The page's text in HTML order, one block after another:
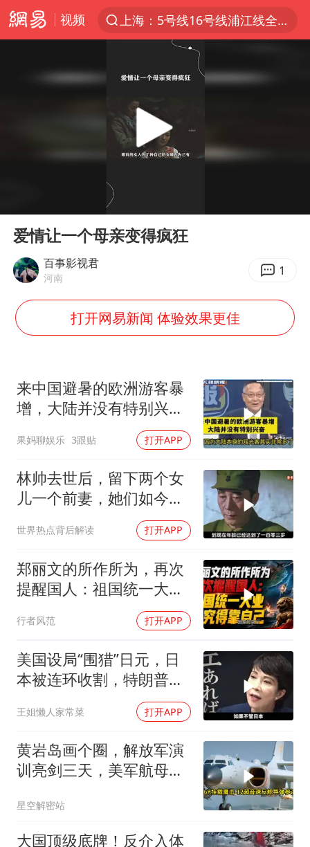
视频
上海：5号线16号线浦江线全线停运
上海有出现龙卷潜势
白海豚逼近浙闽沿海
2025年小学教师减少13.19万
王艺迪无缘横滨赛决赛
于东来直播和胖东来核心团队开会
上海大部迎大暴雨
《龙餐馆》 冲奖
蒯曼挺进WTT横滨冠军赛女单四强
构建更高水平的全民健身公共服务体系
Play
爱情让一个母亲变得疯狂
百事影视君
河南 1
打开网易新闻 体验效果更佳
来中国避暑的欧洲游客暴
增，大陆并没有特别兴
果妈聊娱乐 3跟贴 打开APP
林帅去世后，留下两个女
儿一个前妻，她们如今过
世界热点背后解读 打开APP
郑丽文的所作所为，再次
提醒国人：祖国统一大
业，终究得靠自己！
行者风范 打开APP
美国设局“围猎”日元，日
本被连环收割，特朗普金
王姐懒人家常菜 打开APP
黄岩岛画个圈，解放军演
训亮剑三天，美军航母从
星空解密站
大国顶级底牌！反介入体